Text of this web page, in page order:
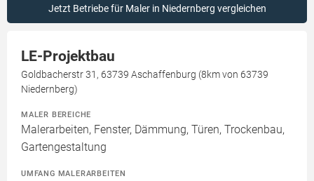
Jetzt Betriebe für Maler in Niedernberg vergleichen
LE-Projektbau
Goldbacherstr 31, 63739 Aschaffenburg (8km von 63739
Niedernberg)
MALER BEREICHE
Malerarbeiten, Fenster, Dämmung, Türen, Trockenbau,
Gartengestaltung
UMFANG MALERARBEITEN